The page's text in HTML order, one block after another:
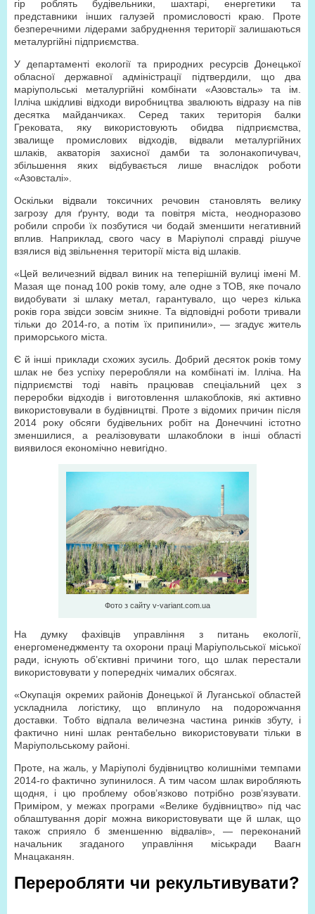
гір роблять будівельники, шахтарі, енергетики та
представники інших галузей промисловості краю. Проте
безперечними лідерами забруднення території залишаються
металургійні підприємства.
У департаменті екології та природних ресурсів Донецької
обласної державної адміністрації підтвердили, що два
маріупольські металургійні комбінати «Азовсталь» та ім.
Ілліча шкідливі відходи виробництва звалюють відразу на пів
десятка майданчиках. Серед таких територія балки
Грековата, яку використовують обидва підприємства,
звалище промислових відходів, відвали металургійних
шлаків, акваторія захисної дамби та золонакопичувач,
збільшення яких відбувається лише внаслідок роботи
«Азовсталі».
Оскільки відвали токсичних речовин становлять велику
загрозу для ґрунту, води та повітря міста, неодноразово
робили спроби їх позбутися чи бодай зменшити негативний
вплив. Наприклад, свого часу в Маріуполі справді рішуче
взялися від звільнення території міста від шлаків.
«Цей величезний відвал виник на теперішній вулиці імені М.
Мазая ще понад 100 років тому, але одне з ТОВ, яке почало
видобувати зі шлаку метал, гарантувало, що через кілька
років гора звідси зовсім зникне. Та відповідні роботи тривали
тільки до 2014-го, а потім їх припинили», — згадує житель
приморського міста.
Є й інші приклади схожих зусиль. Добрий десяток років тому
шлак не без успіху переробляли на комбінаті ім. Ілліча. На
підприємстві тоді навіть працював спеціальний цех з
переробки відходів і виготовлення шлакоблоків, які активно
використовували в будівництві. Проте з відомих причин після
2014 року обсяги будівельних робіт на Донеччині істотно
зменшилися, а реалізовувати шлакоблоки в інші області
виявилося економічно невигідно.
Фото з сайту v-variant.com.ua
На думку фахівців управління з питань екології,
енергоменеджменту та охорони праці Маріупольської міської
ради, існують об’єктивні причини того, що шлак перестали
використовувати у попередніх чималих обсягах.
«Окупація окремих районів Донецької й Луганської областей
ускладнила логістику, що вплинуло на подорожчання
доставки. Тобто відпала величезна частина ринків збуту, і
фактично нині шлак рентабельно використовувати тільки в
Маріупольському районі.
Проте, на жаль, у Маріуполі будівництво колишніми темпами
2014-го фактично зупинилося. А тим часом шлак виробляють
щодня, і цю проблему обов’язково потрібно розв’язувати.
Приміром, у межах програми «Велике будівництво» під час
облаштування доріг можна використовувати ще й шлак, що
також сприяло б зменшенню відвалів», — переконаний
начальник згаданого управління міськради Ваагн
Мнацаканян.
Переробляти чи рекультивувати?